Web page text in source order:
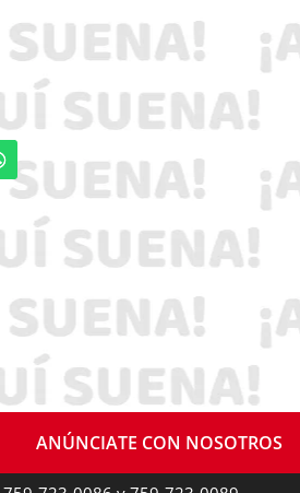
ANÚNCIATE CON NOSOTROS